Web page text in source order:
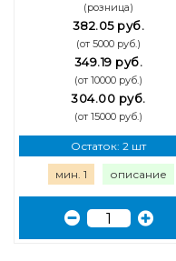
(розница)
382.05 руб.
(от 5000 руб.)
349.19 руб.
(от 10000 руб.)
304.00 руб.
(от 15000 руб.)
Остаток: 2 шт
мин. 1 описание